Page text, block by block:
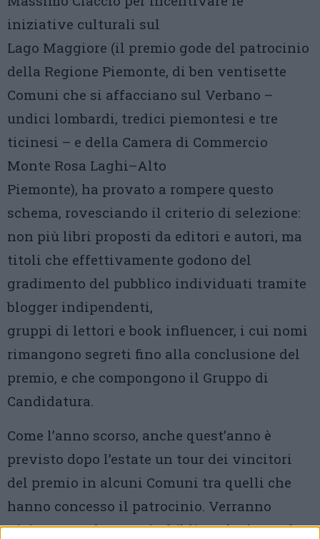
iniziative culturali sul
Lago Maggiore (il premio gode del patrocinio
della Regione Piemonte, di ben ventisette
Comuni che si affacciano sul Verbano –
undici lombardi, tredici piemontesi e tre
ticinesi – e della Camera di Commercio
Monte Rosa Laghi–Alto
Piemonte), ha provato a rompere questo
schema, rovesciando il criterio di selezione:
non più libri proposti da editori e autori, ma
titoli che effettivamente godono del
gradimento del pubblico individuati tramite
blogger indipendenti,
gruppi di lettori e book influencer, i cui nomi
rimangono segreti fino alla conclusione del
premio, e che compongono il Gruppo di
Candidatura.
Come l’anno scorso, anche quest’anno è
previsto dopo l’estate un tour dei vincitori
del premio in alcuni Comuni tra quelli che
hanno concesso il patrocinio. Verranno
visitate scuole, musei e biblioteche in modo